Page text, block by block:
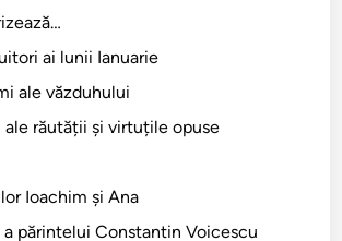
ai lunii Ianuarie
ale văzduhului
ale răutății și virtuțile opuse
Ioachim şi Ana
părintelui Constantin Voicescu